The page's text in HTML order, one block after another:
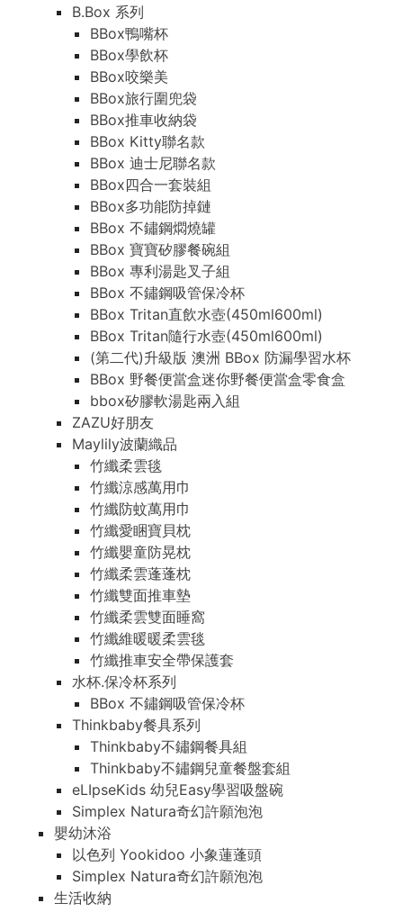
B.Box 系列
BBox鴨嘴杯
BBox學飲杯
BBox咬樂美
BBox旅行圍兜袋
BBox推車收納袋
BBox Kitty聯名款
BBox 迪士尼聯名款
BBox四合一套裝組
BBox多功能防掉鏈
BBox 不鏽鋼燜燒罐
BBox 寶寶矽膠餐碗組
BBox 專利湯匙叉子組
BBox 不鏽鋼吸管保冷杯
BBox Tritan直飲水壺(450ml600ml)
BBox Tritan隨行水壺(450ml600ml)
(第二代)升級版 澳洲 BBox 防漏學習水杯
BBox 野餐便當盒迷你野餐便當盒零食盒
bbox矽膠軟湯匙兩入組
ZAZU好朋友
Maylily波蘭織品
竹纖柔雲毯
竹纖涼感萬用巾
竹纖防蚊萬用巾
竹纖愛睏寶貝枕
竹纖嬰童防晃枕
竹纖柔雲蓬蓬枕
竹纖雙面推車墊
竹纖柔雲雙面睡窩
竹纖維暖暖柔雲毯
竹纖推車安全帶保護套
水杯.保冷杯系列
BBox 不鏽鋼吸管保冷杯
Thinkbaby餐具系列
Thinkbaby不鏽鋼餐具組
Thinkbaby不鏽鋼兒童餐盤套組
eLIpseKids 幼兒Easy學習吸盤碗
Simplex Natura奇幻許願泡泡
嬰幼沐浴
以色列 Yookidoo 小象蓮蓬頭
Simplex Natura奇幻許願泡泡
生活收納